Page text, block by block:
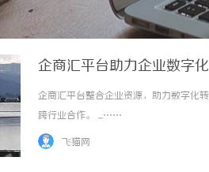
企商汇平台助力企业数字
企商汇平台整合企业资源，助力数字化
跨行业合作。 ...……
飞猫网